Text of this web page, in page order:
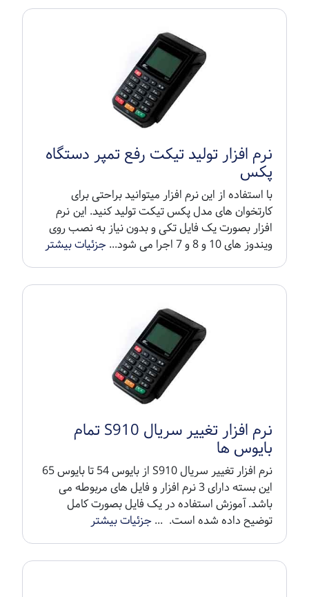
نرم افزار تولید تیکت رفع تمپر دستگاه
پکس
با استفاده از این نرم افزار میتوانید براحتی برای
کارتخوان های مدل پکس تیکت تولید کنید. این نرم
افزار بصورت یک فایل تکی و بدون نیاز به نصب روی
ویندوز های 10 و 8 و 7 اجرا می شود...
جزئیات بیشتر
نرم افزار تغییر سریال S910 تمام
بایوس ها
این بسته دارای 3 نرم افزار و فایل های مربوطه می
باشد. آموزش استفاده در یک فایل بصورت کامل
توضیح داده شده است. ...جزئیات بیشتر